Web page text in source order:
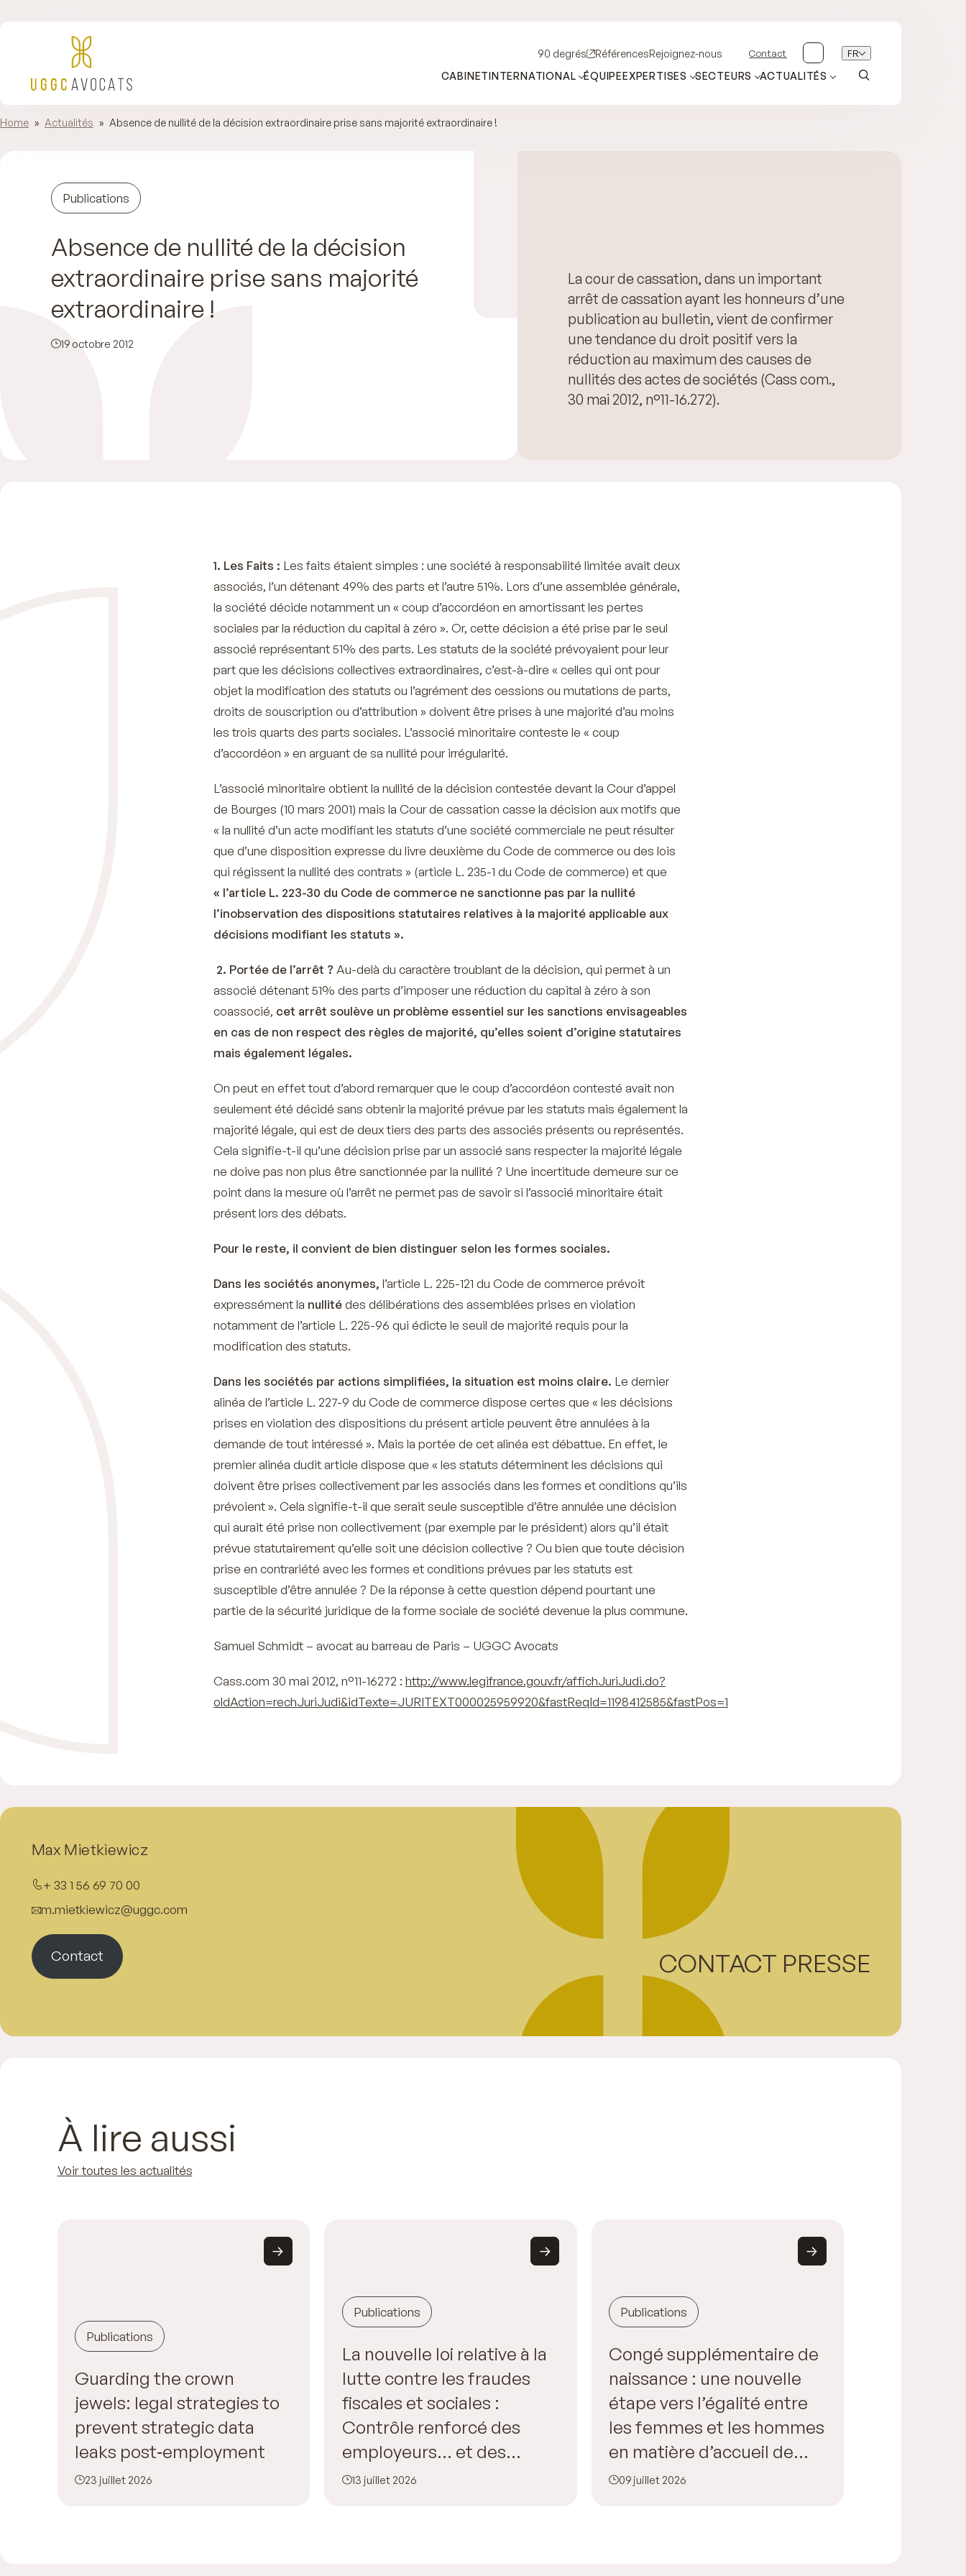
90 degrés RéférencesRejoignez-nous Contact FR
CABINETINTERNATIONAL ÉQUIPEEXPERTISES SECTEURS ACTUALITÉS
Home » Actualités » Absence de nullité de la décision extraordinaire prise sans majorité extraordinaire !
Publications
Absence de nullité de la décision
extraordinaire prise sans majorité
extraordinaire !
19 octobre 2012
La cour de cassation, dans un important
arrêt de cassation ayant les honneurs d’une
publication au bulletin, vient de confirmer
une tendance du droit positif vers la
réduction au maximum des causes de
nullités des actes de sociétés (Cass com.,
30 mai 2012, n°11-16.272).
1. Les Faits : Les faits étaient simples : une société à responsabilité limitée avait deux
associés, l’un détenant 49% des parts et l’autre 51%. Lors d’une assemblée générale,
la société décide notamment un « coup d’accordéon en amortissant les pertes
sociales par la réduction du capital à zéro ». Or, cette décision a été prise par le seul
associé représentant 51% des parts. Les statuts de la société prévoyaient pour leur
part que les décisions collectives extraordinaires, c’est-à-dire « celles qui ont pour
objet la modification des statuts ou l’agrément des cessions ou mutations de parts,
droits de souscription ou d’attribution » doivent être prises à une majorité d’au moins
les trois quarts des parts sociales. L’associé minoritaire conteste le « coup
d’accordéon » en arguant de sa nullité pour irrégularité.
L’associé minoritaire obtient la nullité de la décision contestée devant la Cour d’appel
de Bourges (10 mars 2001) mais la Cour de cassation casse la décision aux motifs que
« la nullité d’un acte modifiant les statuts d’une société commerciale ne peut résulter
que d’une disposition expresse du livre deuxième du Code de commerce ou des lois
qui régissent la nullité des contrats » (article L. 235-1 du Code de commerce) et que
« l’article L. 223-30 du Code de commerce ne sanctionne pas par la nullité
l’inobservation des dispositions statutaires relatives à la majorité applicable aux
décisions modifiant les statuts ».
2. Portée de l’arrêt ? Au-delà du caractère troublant de la décision, qui permet à un
associé détenant 51% des parts d’imposer une réduction du capital à zéro à son
coassocié, cet arrêt soulève un problème essentiel sur les sanctions envisageables
en cas de non respect des règles de majorité, qu’elles soient d’origine statutaires
mais également légales.
On peut en effet tout d’abord remarquer que le coup d’accordéon contesté avait non
seulement été décidé sans obtenir la majorité prévue par les statuts mais également la
majorité légale, qui est de deux tiers des parts des associés présents ou représentés.
Cela signifie-t-il qu’une décision prise par un associé sans respecter la majorité légale
ne doive pas non plus être sanctionnée par la nullité ? Une incertitude demeure sur ce
point dans la mesure où l’arrêt ne permet pas de savoir si l’associé minoritaire était
présent lors des débats.
Pour le reste, il convient de bien distinguer selon les formes sociales.
Dans les sociétés anonymes, l’article L. 225-121 du Code de commerce prévoit
expressément la nullitédes délibérations des assemblées prises en violation
notamment de l’article L. 225-96 qui édicte le seuil de majorité requis pour la
modification des statuts.
Dans les sociétés par actions simplifiées, la situation est moins claire. Le dernier
alinéa de l’article L. 227-9 du Code de commerce dispose certes que « les décisions
prises en violation des dispositions du présent article peuvent être annulées à la
demande de tout intéressé ». Mais la portée de cet alinéa est débattue. En effet, le
premier alinéa dudit article dispose que « les statuts déterminent les décisions qui
doivent être prises collectivement par les associés dans les formes et conditions qu’ils
prévoient». Cela signifie-t-il que serait seule susceptible d’être annulée une décision
qui aurait été prise non collectivement (par exemple par le président) alors qu’il était
prévue statutairement qu’elle soit une décision collective ? Ou bien que toute décision
prise en contrariété avec les formes et conditions prévues par les statuts est
susceptible d’être annulée ? De la réponse à cette question dépend pourtant une
partie de la sécurité juridique de la forme sociale de société devenue la plus commune.
Samuel Schmidt – avocat au barreau de Paris – UGGC Avocats
Cass.com 30 mai 2012, n°11-16272 : http://www.legifrance.gouv.fr/affichJuriJudi.do?
oldAction=rechJuriJudi&idTexte=JURITEXT000025959920&fastReqId=1198412585&fastPos=1
Max Mietkiewicz
+ 33 1 56 69 70 00
m.mietkiewicz@uggc.com
Contact CONTACT PRESSE
À lire aussi
Voir toutes les actualités
Publications
Guarding the crown
jewels: legal strategies to
prevent strategic data
leaks post‑employment
23 juillet 2026
Publications
La nouvelle loi relative à la
lutte contre les fraudes
fiscales et sociales :
Contrôle renforcé des
employeurs… et des
salariés !
13 juillet 2026
Publications
Congé supplémentaire de
naissance : une nouvelle
étape vers l’égalité entre
les femmes et les hommes
en matière d’accueil de
l’enfant
09 juillet 2026